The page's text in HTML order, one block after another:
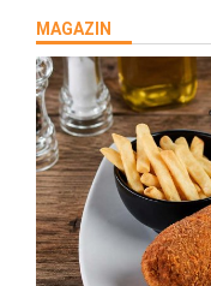
MAGAZIN